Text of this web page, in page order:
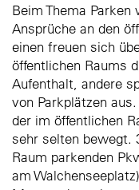
Beim Thema
Ansprüche an den
einen freuen sich
öffentlichen Raums
Aufenthalt, andere
von Parkplätzen
der im öffentlichen
sehr selten bewegt.
Raum parkenden
am